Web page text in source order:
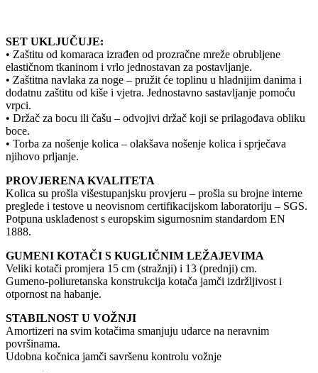
SET UKLJUČUJE:
• Zaštitu od komaraca izrađen od prozračne mreže obrubljene
elastičnom tkaninom i vrlo jednostavan za postavljanje.
• Zaštitna navlaka za noge – pružit će toplinu u hladnijim danima i
dodatnu zaštitu od kiše i vjetra. Jednostavno sastavljanje pomoću
vrpci.
• Držač za bocu ili čašu – odvojivi držač koji se prilagođava obliku
boce.
• Torba za nošenje kolica – olakšava nošenje kolica i sprječava
njihovo prljanje.
PROVJERENA KVALITETA
Kolica su prošla višestupanjsku provjeru – prošla su brojne interne
preglede i testove u neovisnom certifikacijskom laboratoriju – SGS.
Potpuna usklađenost s europskim sigurnosnim standardom EN
1888.
GUMENI KOTAČI S KUGLIČNIM LEŽAJEVIMA
Veliki kotači promjera 15 cm (stražnji) i 13 (prednji) cm.
Gumeno-poliuretanska konstrukcija kotača jamči izdržljivost i
otpornost na habanje.
STABILNOST U VOŽNJI
Amortizeri na svim kotačima smanjuju udarce na neravnim
površinama.
Udobna kočnica jamči savršenu kontrolu vožnje